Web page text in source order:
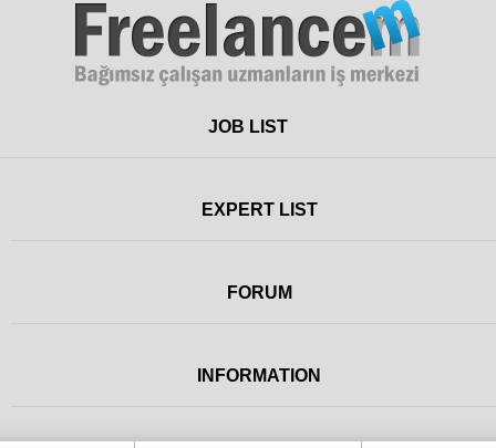
FreelanceJOB LIST
EXPERT LIST
FORUM
INFORMATION